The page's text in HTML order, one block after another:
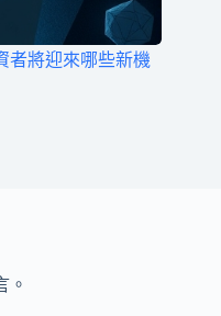
者將迎來哪些新機
。